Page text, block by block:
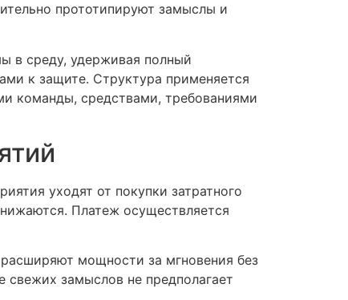
прототипируют замыслы и
в среду, удерживая полный
к защите. Структура применяется
команды, средствами, требованиями
уходят от покупки затратного
Платеж осуществляется
мощности за мгновения без
замыслов не предполагает